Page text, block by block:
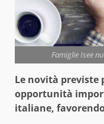
Famiglie Isee
Le novità previste
opportunità
italiane,